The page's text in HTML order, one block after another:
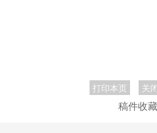
打印本页 关
稿件收藏